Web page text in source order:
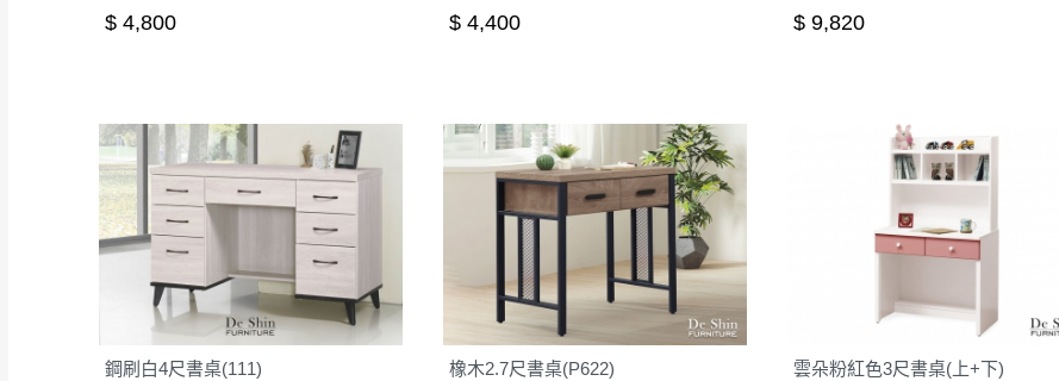
$ 4,800 $ 4,400 $ 9,820
鋼刷白4尺書桌(111) 橡木2.7尺書桌(P622) 雲朵粉紅色3尺書桌(上+下)